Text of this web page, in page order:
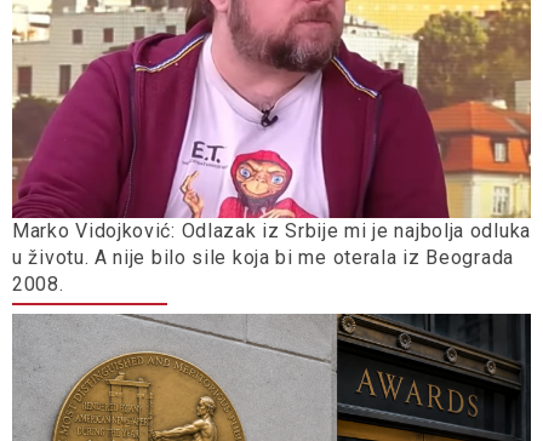
Marko Vidojković: Odlazak iz Srbije mi je najbolja odluka
u životu. A nije bilo sile koja bi me oterala iz Beograda
2008.